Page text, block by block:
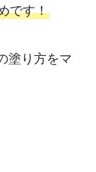
です！
塗り方をマ